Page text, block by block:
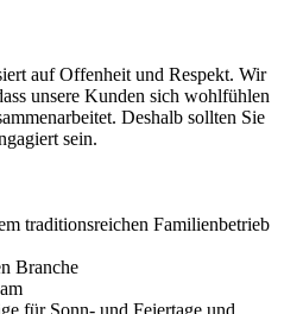
auf Offenheit und Respekt. Wir
unsere Kunden sich wohlfühlen
Deshalb sollten Sie
sein.
traditionsreichen Familienbetrieb
Branche
für Sonn- und Feiertage und